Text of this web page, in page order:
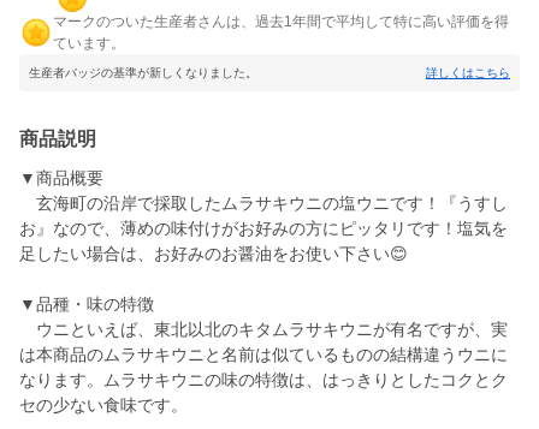
マークのついた生産者さんは、過去1年間で平均して特に高い評価を得
ています。
生産者バッジの基準が新しくなりました。 詳しくはこちら
商品説明
▼商品概要
玄海町の沿岸で採取したムラサキウニの塩ウニです！『うすし
お』なので、薄めの味付けがお好みの方にピッタリです！塩気を
足したい場合は、お好みのお醤油をお使い下さい😊
▼品種・味の特徴
ウニといえば、東北以北のキタムラサキウニが有名ですが、実
は本商品のムラサキウニと名前は似ているものの結構違うウニに
なります。ムラサキウニの味の特徴は、はっきりとしたコクとク
セの少ない食味です。